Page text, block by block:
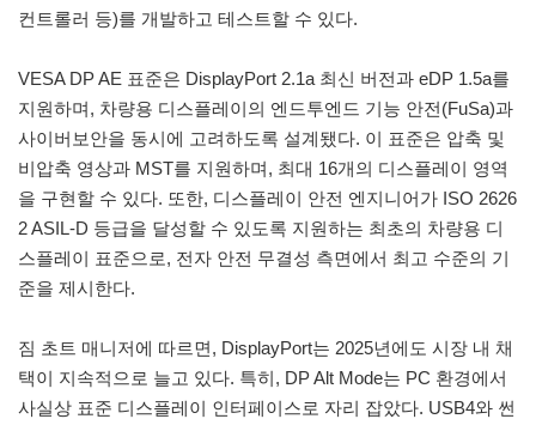
컨트롤러 등)를 개발하고 테스트할 수 있다.
VESA DP AE 표준은 DisplayPort 2.1a 최신 버전과 eDP 1.5a를
지원하며, 차량용 디스플레이의 엔드투엔드 기능 안전(FuSa)과
사이버보안을 동시에 고려하도록 설계됐다. 이 표준은 압축 및
비압축 영상과 MST를 지원하며, 최대 16개의 디스플레이 영역
을 구현할 수 있다. 또한, 디스플레이 안전 엔지니어가 ISO 2626
2 ASIL-D 등급을 달성할 수 있도록 지원하는 최초의 차량용 디
스플레이 표준으로, 전자 안전 무결성 측면에서 최고 수준의 기
준을 제시한다.
짐 초트 매니저에 따르면, DisplayPort는 2025년에도 시장 내 채
택이 지속적으로 늘고 있다. 특히, DP Alt Mode는 PC 환경에서
사실상 표준 디스플레이 인터페이스로 자리 잡았다. USB4와 썬